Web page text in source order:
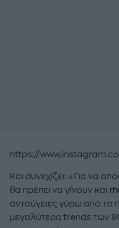
https://
Και συνεχίζει: «Για να
θα πρέπει να γίνουν και
ανταύγειες γύρω από
μεγαλύτερα trends των